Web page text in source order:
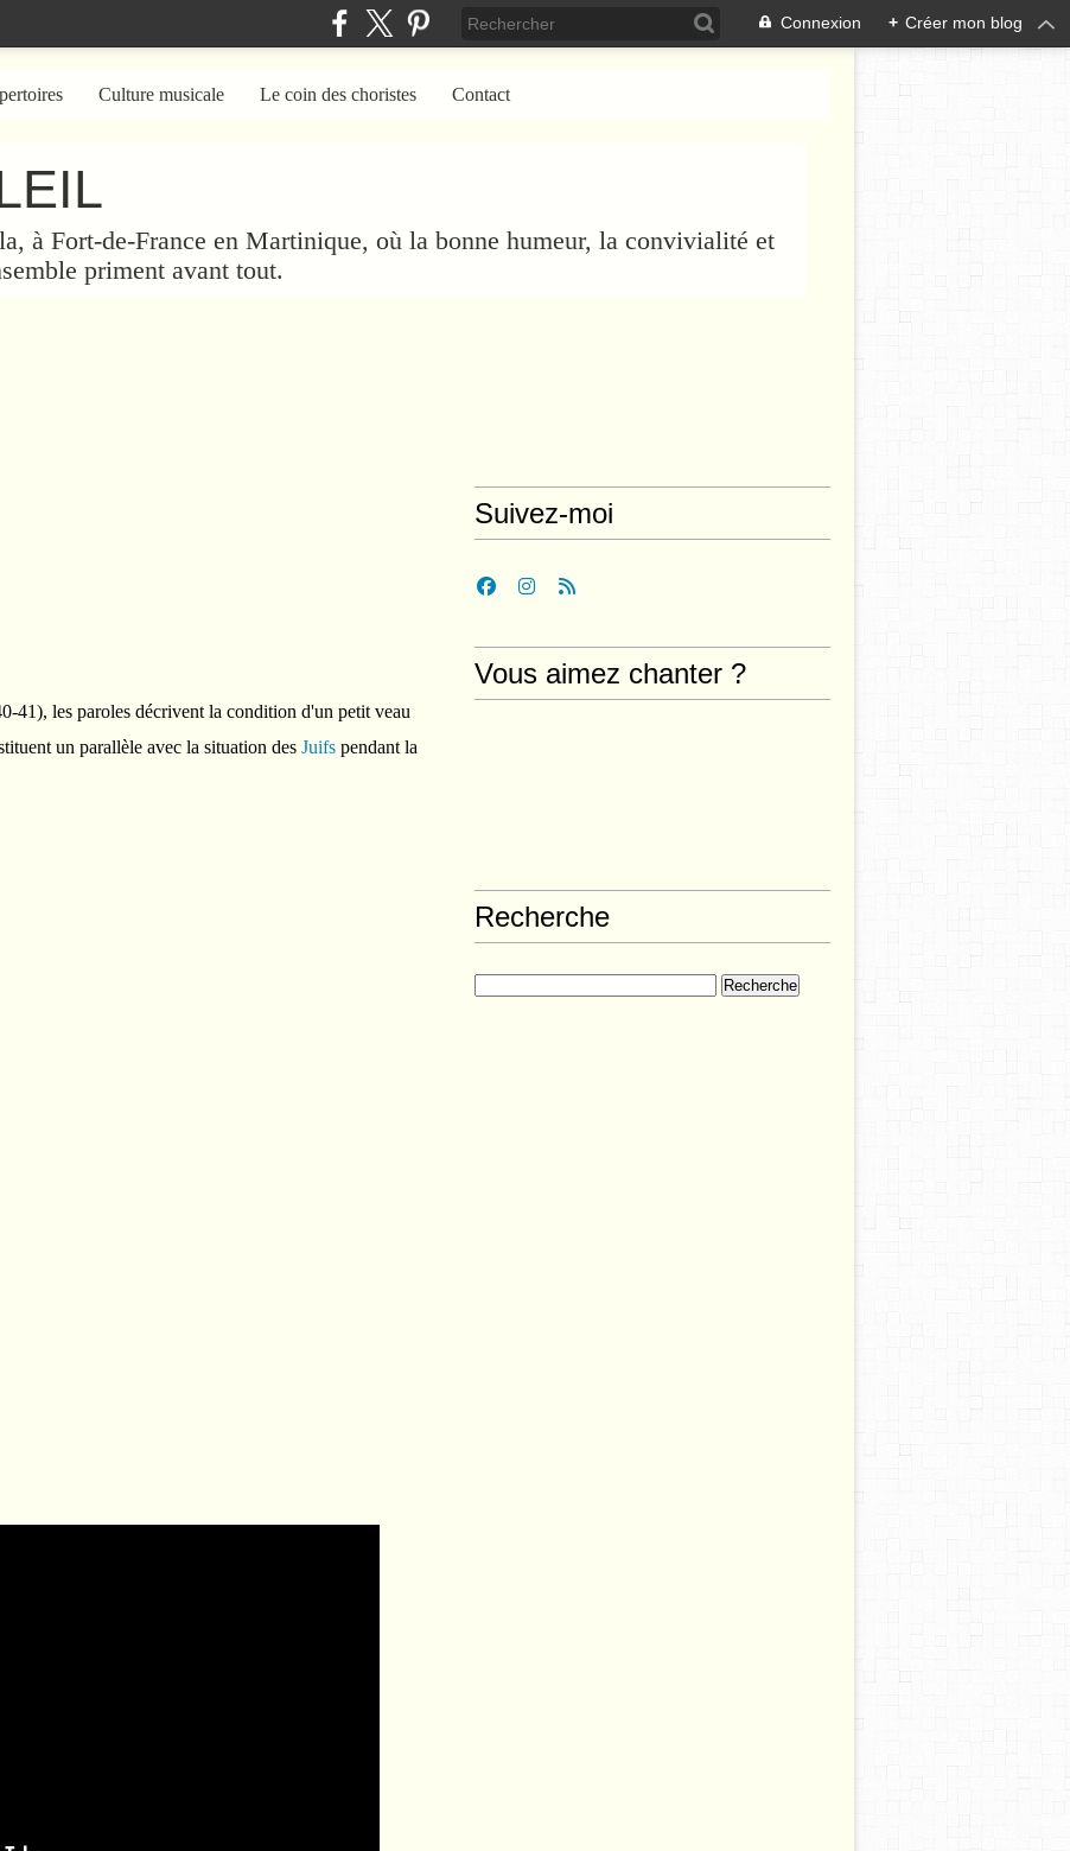
Connexion + Créer mon blog
à Fort-de-France en Martinique, où la bonne humeur, la convivialité et
priment avant tout.
Culture musicale Le coin des choristes Contact
41), les paroles décrivent la condition d'un petit veau
un parallèle avec la situation des Juifs pendant la
Suivez-moi
Vous aimez chanter ?
Recherche